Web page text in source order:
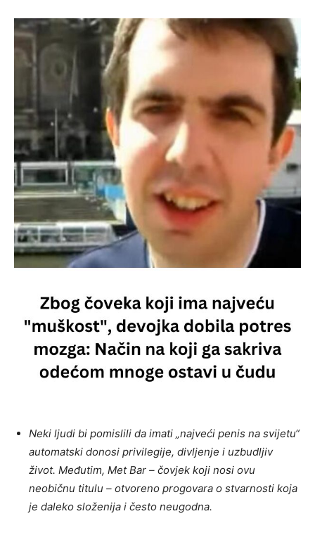
Neki ljudi bi pomislili da imati „najveći penis na svijetu“
automatski donosi privilegije, divljenje i uzbudljiv
život. Međutim, Met Bar – čovjek koji nosi ovu
neobičnu titulu – otvoreno progovara o stvarnosti koja
je daleko složenija i često neugodna.